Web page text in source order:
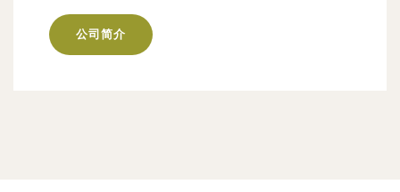
公司简介